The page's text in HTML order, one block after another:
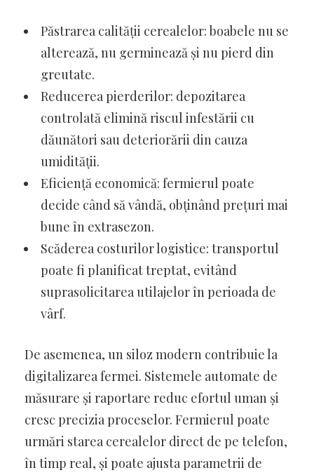
Păstrarea calității cerealelor: boabele nu se
alterează, nu germinează și nu pierd din
greutate.
Reducerea pierderilor: depozitarea
controlată elimină riscul infestării cu
dăunători sau deteriorării din cauza
umidității.
Eficiență economică: fermierul poate
decide când să vândă, obținând prețuri mai
bune în extrasezon.
Scăderea costurilor logistice: transportul
poate fi planificat treptat, evitând
suprasolicitarea utilajelor în perioada de
vârf.
De asemenea, un siloz modern contribuie la
digitalizarea fermei. Sistemele automate de
măsurare și raportare reduc efortul uman și
cresc precizia proceselor. Fermierul poate
urmări starea cerealelor direct de pe telefon,
în timp real, și poate ajusta parametrii de